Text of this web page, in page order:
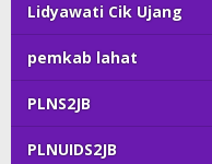
Lidyawati Cik Ujang
pemkab lahat
PLNS2JB
PLNUIDS2JB